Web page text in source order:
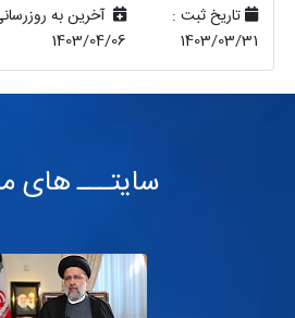
تاریخ ثبت :
1403/03/31
آخرین به
1403/04/06
سایتـــ های